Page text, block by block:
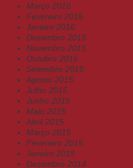
Março 2016
Fevereiro 2016
Janeiro 2016
Dezembro 2015
Novembro 2015
Outubro 2015
Setembro 2015
Agosto 2015
Julho 2015
Junho 2015
Maio 2015
Abril 2015
Março 2015
Fevereiro 2015
Janeiro 2015
Dezembro 2014